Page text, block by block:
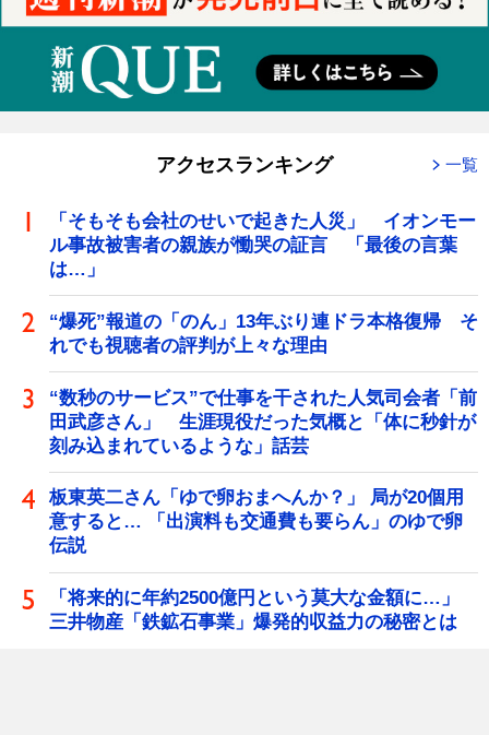
アクセスランキング 一覧
「そもそも会社のせいで起きた人災」 イオンモー
ル事故被害者の親族が慟哭の証言 「最後の言葉
は…」
“爆死”報道の「のん」13年ぶり連ドラ本格復帰 そ
れでも視聴者の評判が上々な理由
“数秒のサービス”で仕事を干された人気司会者「前
田武彦さん」 生涯現役だった気概と「体に秒針が
刻み込まれているような」話芸
板東英二さん「ゆで卵おまへんか？」 局が20個用
意すると… 「出演料も交通費も要らん」のゆで卵
伝説
「将来的に年約2500億円という莫大な金額に…」
三井物産「鉄鉱石事業」爆発的収益力の秘密とは